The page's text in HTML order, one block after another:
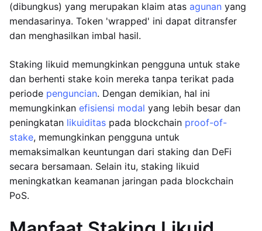
(dibungkus) yang merupakan klaim atas agunan yang
mendasarinya. Token 'wrapped' ini dapat ditransfer
dan menghasilkan imbal hasil.
Staking likuid memungkinkan pengguna untuk stake
dan berhenti stake koin mereka tanpa terikat pada
periode penguncian. Dengan demikian, hal ini
memungkinkan efisiensi modal yang lebih besar dan
peningkatan likuiditas pada blockchain proof-of-
stake, memungkinkan pengguna untuk
memaksimalkan keuntungan dari staking dan DeFi
secara bersamaan. Selain itu, staking likuid
meningkatkan keamanan jaringan pada blockchain
PoS.